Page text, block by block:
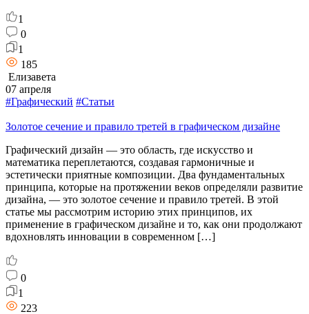
1
0
1
185
Елизавета
07 апреля
#Графический #Статьи
Золотое сечение и правило третей в графическом дизайне
Графический дизайн — это область, где искусство и
математика переплетаются, создавая гармоничные и
эстетически приятные композиции. Два фундаментальных
принципа, которые на протяжении веков определяли развитие
дизайна, — это золотое сечение и правило третей. В этой
статье мы рассмотрим историю этих принципов, их
применение в графическом дизайне и то, как они продолжают
вдохновлять инновации в современном […]
0
1
223